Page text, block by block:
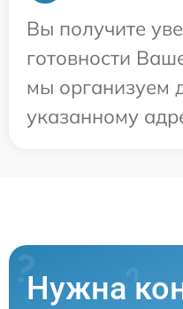
Вы получите
готовности
мы организуем
указанному
Нужна